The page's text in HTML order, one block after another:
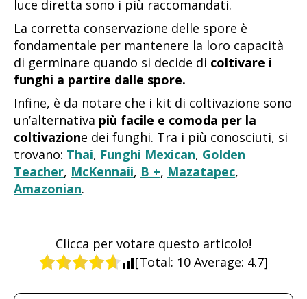
luce diretta sono i più raccomandati.
La corretta conservazione delle spore è
fondamentale per mantenere la loro capacità
di germinare quando si decide di coltivare i
funghi a partire dalle spore.
Infine, è da notare che i kit di coltivazione sono
un’alternativa più facile e comoda per la
coltivazione dei funghi. Tra i più conosciuti, si
trovano: Thai, Funghi Mexican, Golden
Teacher, McKennaii, B +, Mazatapec,
Amazonian.
Clicca per votare questo articolo!
[Total: 10 Average: 4.7]